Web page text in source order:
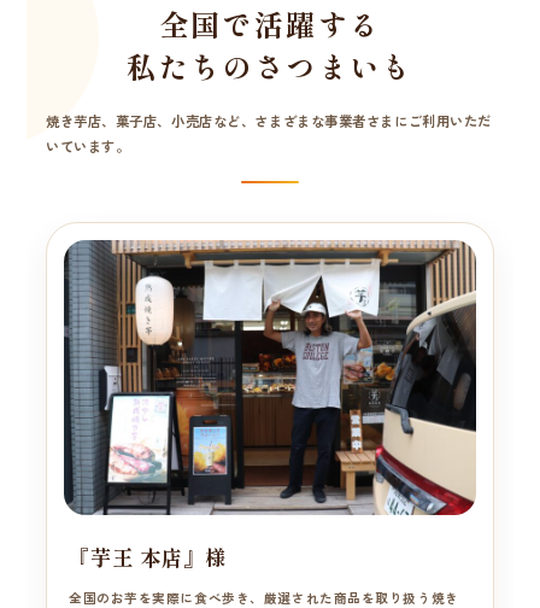
全国で活躍する
私たちのさつまいも
焼き芋店、菓子店、小売店など、さまざまな事業者さまにご利用いただ
いています。
『芋王 本店』様
全国のお芋を実際に食べ歩き、厳選された商品を取り扱う焼き